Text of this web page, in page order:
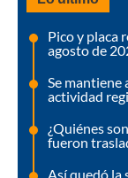
Pico y placa
agosto de
Se mantiene
actividad
¿Quiénes
fueron
Así quedó la